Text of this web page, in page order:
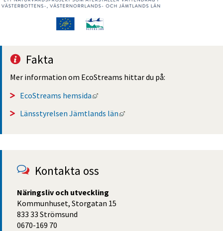
Fakta
Mer information om EcoStreams hittar du på:
EcoStreams hemsida
Länk till annan webbplats, öppnas i
Länsstyrelsen Jämtlands län
Länk till annan webbplats,
Kontakta oss
Näringsliv och utveckling
Kommunhuset, Storgatan 15
833 33 Strömsund
0670-169 70